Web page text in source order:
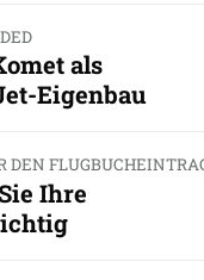
als
Eigenbau
DEN
Ihre